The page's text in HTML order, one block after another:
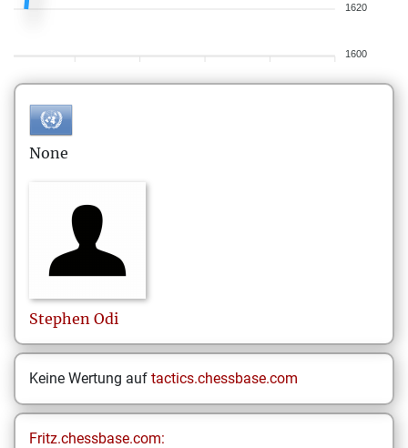
1620
1600
None
Stephen Odi
Keine Wertung auf tactics.chessbase.com
Fritz.chessbase.com: